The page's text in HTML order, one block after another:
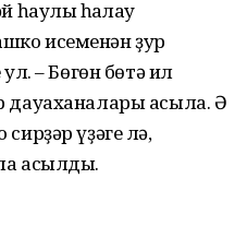
һаулыҡ һаҡлау
исеменән ҙур
– Бөгөн бөтә ил
дауаханалары асыла. Ә
үҙәге лә,
асылды.